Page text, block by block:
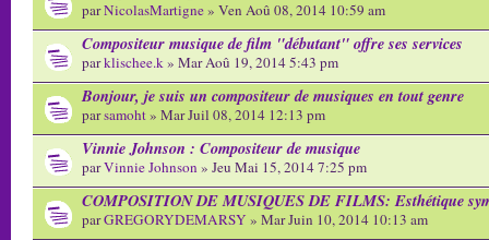
parNicolasMartigne» Ven Aoû 08, 2014 10:59 am
Compositeur musique de film "débutant" offre ses services
parklischee.k» Mar Aoû 19, 2014 5:43 pm
Bonjour, je suis un compositeur de musiques en tout genre
parsamoht» Mar Juil 08, 2014 12:13 pm
Vinnie Johnson : Compositeur de musique
parVinnie Johnson » Jeu Mai 15, 2014 7:25 pm
COMPOSITION DE MUSIQUES DE FILMS: Esthétique
parGREGORYDEMARSY » Mar Juin 10, 2014 10:13 am